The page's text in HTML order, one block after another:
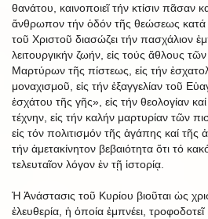
θανάτου, καινοποιεῖ τήν κτίσιν πᾶσαν
ἄνθρωπον τήν ὁδόν τῆς θεώσεως κατά
τοῦ Χριστοῦ διασώζει τήν πασχάλιον
λειτουργικήν ζωήν, εἰς τούς ἄθλους
Μαρτύρων τῆς πίστεως, εἰς τήν
μοναχισμοῦ, εἰς τήν ἐξαγγελίαν τοῦ
ἐσχάτου τῆς γῆς», εἰς τήν θεολογίαν
τέχνην, εἰς τήν καλήν μαρτυρίαν τῶν
εἰς τόν πολιτισμόν τῆς ἀγάπης καί τῆς
τήν ἀμετακίνητον βεβαιότητα ὅτι τό
τελευταῖον λόγον ἐν τῇ ἱστορίᾳ.
Ἡ Ἀνάστασις τοῦ Κυρίου βιοῦται ὡς
ἐλευθερία, ἡ ὁποία ἐμπνέει, τροφοδοτεῖ